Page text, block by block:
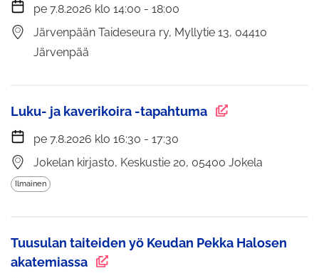
pe 7.8.2026 klo 14:00 - 18:00
Järvenpään Taideseura ry, Myllytie 13, 04410
Järvenpää
Luku- ja kaverikoira -tapahtuma
pe 7.8.2026 klo 16:30 - 17:30
Jokelan kirjasto, Keskustie 20, 05400 Jokela
Ilmainen
Tuusulan taiteiden yö Keudan Pekka Halosen
akatemiassa